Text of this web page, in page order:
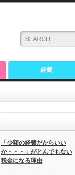
経費
「少額の経費だからいい
か・・・」がとんでもない
税金になる理由